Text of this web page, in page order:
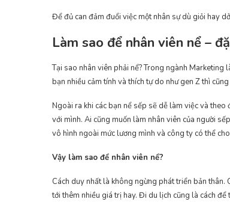
Để đủ can đảm đuổi việc một nhân sự dù giỏi hay
Làm sao để nhân viên nể –
Tại sao nhân viên phải nể? Trong ngành Marketing
bạn nhiều cảm tính và thích tự do như gen Z thì
Ngoài ra khi các bạn nể sếp sẽ dễ làm việc và
với mình. Ai cũng muốn làm nhân viên của người
vô hình ngoài mức lương mình và công ty có thể
Vậy làm sao để nhân viên nể?
Cách duy nhất là không ngừng phát triển bản
tới thêm nhiều giá trị hay. Đi du lịch cũng là cách